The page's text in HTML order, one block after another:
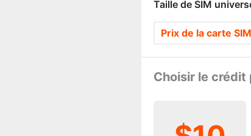
Taille de SIM
Prix de la carte SIM
Choisir le crédit